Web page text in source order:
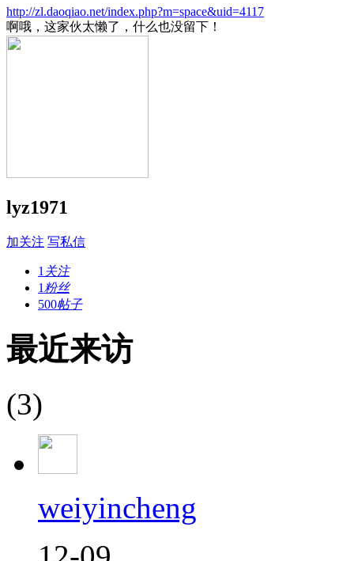
http://zl.daoqiao.net/index.php?m=space&uid=4117
啊哦，这家伙太懒了，什么也没留下！
lyz1971
加关注 写私信
1 关注
1 粉丝
500帖子
最近来访
(3)
weiyincheng